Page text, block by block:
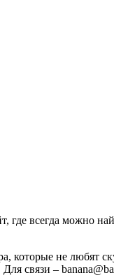
всегда можно
которые не
связи –